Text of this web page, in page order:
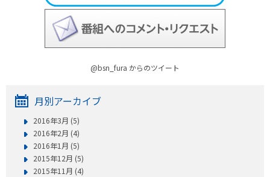
@bsn_fura からのツイート
月別アーカイブ
2016年3月 (5)
2016年2月 (4)
2016年1月 (5)
2015年12月 (5)
2015年11月 (4)